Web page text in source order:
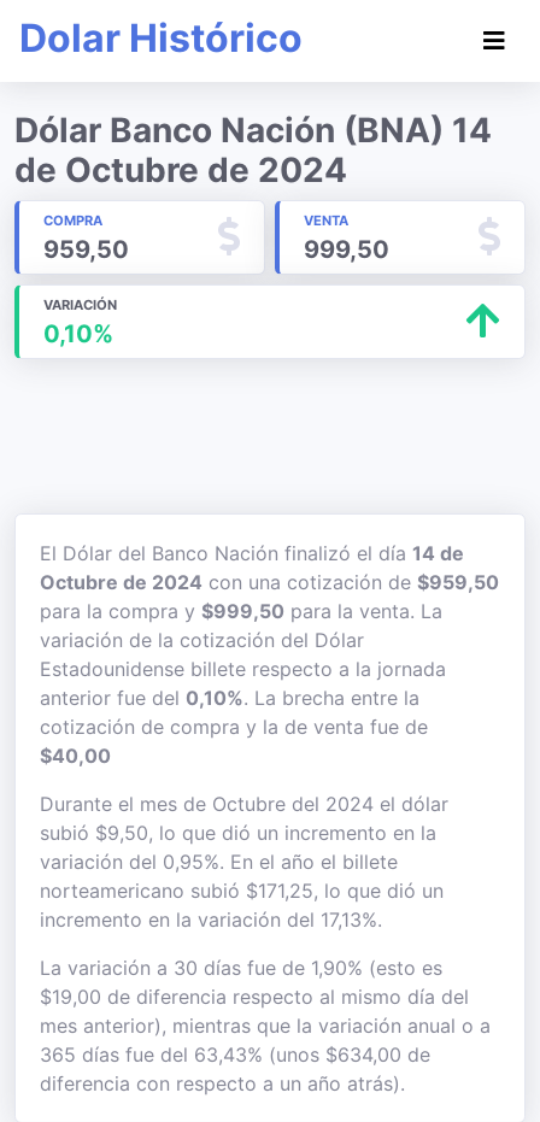
Dolar Histórico
Dólar Banco Nación (BNA) 14
de Octubre de 2024
COMPRA
959,50
VENTA
999,50
VARIACIÓN
0,10%
El Dólar del Banco Nación finalizó el día 14 de
Octubre de 2024 con una cotización de $959,50
para la compra y $999,50 para la venta. La
variación de la cotización del Dólar
Estadounidense billete respecto a la jornada
anterior fue del 0,10%. La brecha entre la
cotización de compra y la de venta fue de
$40,00
Durante el mes de Octubre del 2024 el dólar
subió $9,50, lo que dió un incremento en la
variación del 0,95%. En el año el billete
norteamericano subió $171,25, lo que dió un
incremento en la variación del 17,13%.
La variación a 30 días fue de 1,90% (esto es
$19,00 de diferencia respecto al mismo día del
mes anterior), mientras que la variación anual o a
365 días fue del 63,43% (unos $634,00 de
diferencia con respecto a un año atrás).